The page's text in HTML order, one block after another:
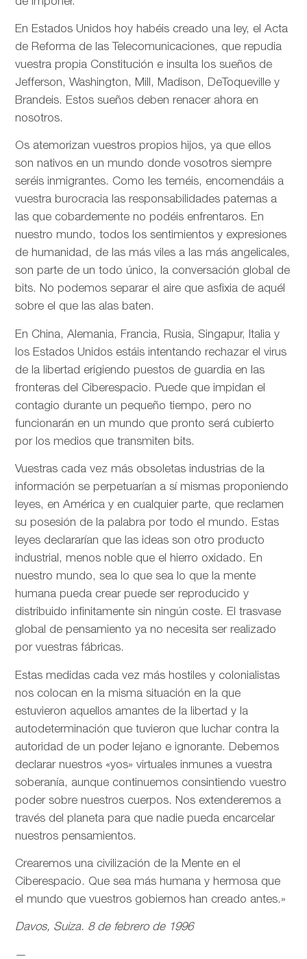
En Estados Unidos hoy habéis creado una ley, el Acta
de Reforma de las Telecomunicaciones, que repudia
vuestra propia Constitución e insulta los sueños de
Jefferson, Washington, Mill, Madison, DeToqueville y
Brandeis. Estos sueños deben renacer ahora en
nosotros.
Os atemorizan vuestros propios hijos, ya que ellos
son nativos en un mundo donde vosotros siempre
seréis inmigrantes. Como les teméis, encomendáis a
vuestra burocracia las responsabilidades paternas a
las que cobardemente no podéis enfrentaros. En
nuestro mundo, todos los sentimientos y expresiones
de humanidad, de las más viles a las más angelicales,
son parte de un todo único, la conversación global de
bits. No podemos separar el aire que asfixia de aquél
sobre el que las alas baten.
En China, Alemania, Francia, Rusia, Singapur, Italia y
los Estados Unidos estáis intentando rechazar el virus
de la libertad erigiendo puestos de guardia en las
fronteras del Ciberespacio. Puede que impidan el
contagio durante un pequeño tiempo, pero no
funcionarán en un mundo que pronto será cubierto
por los medios que transmiten bits.
Vuestras cada vez más obsoletas industrias de la
información se perpetuarían a sí mismas proponiendo
leyes, en América y en cualquier parte, que reclamen
su posesión de la palabra por todo el mundo. Estas
leyes declararían que las ideas son otro producto
industrial, menos noble que el hierro oxidado. En
nuestro mundo, sea lo que sea lo que la mente
humana pueda crear puede ser reproducido y
distribuido infinitamente sin ningún coste. El trasvase
global de pensamiento ya no necesita ser realizado
por vuestras fábricas.
Estas medidas cada vez más hostiles y colonialistas
nos colocan en la misma situación en la que
estuvieron aquellos amantes de la libertad y la
autodeterminación que tuvieron que luchar contra la
autoridad de un poder lejano e ignorante. Debemos
declarar nuestros «yos» virtuales inmunes a vuestra
soberanía, aunque continuemos consintiendo vuestro
poder sobre nuestros cuerpos. Nos extenderemos a
través del planeta para que nadie pueda encarcelar
nuestros pensamientos.
Crearemos una civilización de la Mente en el
Ciberespacio. Que sea más humana y hermosa que
el mundo que vuestros gobiernos han creado antes.»
Davos, Suiza. 8 de febrero de 1996
—